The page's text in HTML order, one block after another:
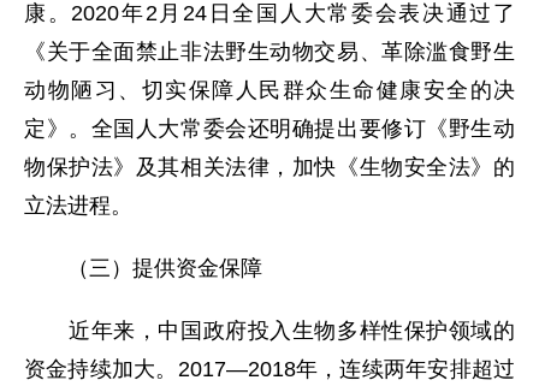
康。2020年2月24日全国人大常委会表决通过了
《关于全面禁止非法野生动物交易、革除滥食野生
动物陋习、切实保障人民群众生命健康安全的决
定》。全国人大常委会还明确提出要修订《野生动
物保护法》及其相关法律，加快《生物安全法》的
立法进程。
（三）提供资金保障
近年来，中国政府投入生物多样性保护领域的
资金持续加大。2017—2018年，连续两年安排超过